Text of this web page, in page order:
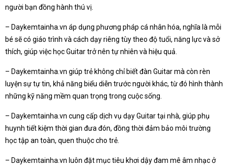
người bạn đồng hành thú vị.
– Daykemtainha.vn áp dụng phương pháp cá nhân hóa, nghĩa là mỗi
bé sẽ có giáo trình và cách dạy riêng tùy theo độ tuổi, năng lực và sở
thích, giúp việc học Guitar trở nên tự nhiên và hiệu quả.
– Daykemtainha.vn giúp trẻ không chỉ biết đàn Guitar mà còn rèn
luyện sự tự tin, khả năng biểu diễn trước người khác, từ đó hình thành
những kỹ năng mềm quan trọng trong cuộc sống.
– Daykemtainha.vn cung cấp dịch vụ dạy Guitar tại nhà, giúp phụ
huynh tiết kiệm thời gian đưa đón, đồng thời đảm bảo môi trường
học tập an toàn, quen thuộc cho trẻ.
– Daykemtainha.vn luôn đặt mục tiêu khơi dậy đam mê âm nhạc ở